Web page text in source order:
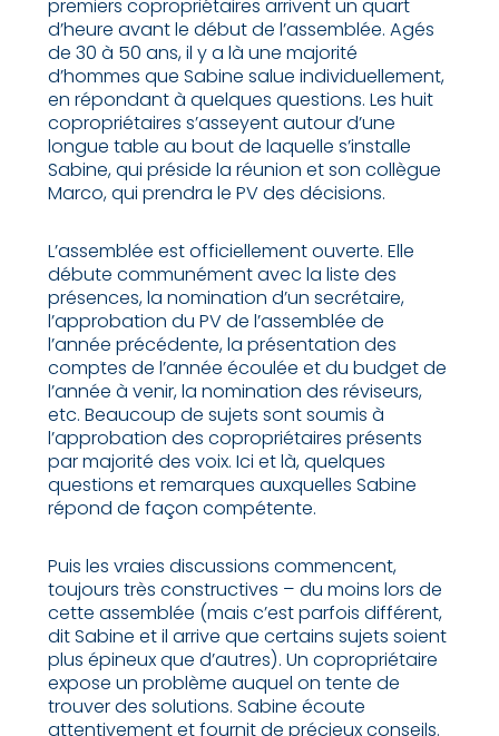
premiers copropriétaires arrivent un quart
d’heure avant le début de l’assemblée. Agés
de 30 à 50 ans, il y a là une majorité
d’hommes que Sabine salue individuellement,
en répondant à quelques questions. Les huit
copropriétaires s’asseyent autour d’une
longue table au bout de laquelle s’installe
Sabine, qui préside la réunion et son collègue
Marco, qui prendra le PV des décisions.
L’assemblée est officiellement ouverte. Elle
débute communément avec la liste des
présences, la nomination d’un secrétaire,
l’approbation du PV de l’assemblée de
l’année précédente, la présentation des
comptes de l’année écoulée et du budget de
l’année à venir, la nomination des réviseurs,
etc. Beaucoup de sujets sont soumis à
l’approbation des copropriétaires présents
par majorité des voix. Ici et là, quelques
questions et remarques auxquelles Sabine
répond de façon compétente.
Puis les vraies discussions commencent,
toujours très constructives – du moins lors de
cette assemblée (mais c’est parfois différent,
dit Sabine et il arrive que certains sujets soient
plus épineux que d’autres). Un copropriétaire
expose un problème auquel on tente de
trouver des solutions. Sabine écoute
attentivement et fournit de précieux conseils.